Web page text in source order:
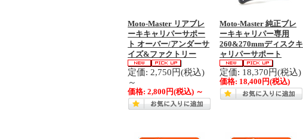
Moto-Master リアブレ
ーキキャリパーサポー
ト オーバー/アンダーサ
イズ&ファクトリー
定価: 2,750円(税込)
～
価格:2,800円(税込) ～
Moto-Master 純正ブレ
ーキキャリパー専用
260&270mmディスクキ
ャリパーサポート
定価: 18,370円(税込)
価格: 18,400円(税込)